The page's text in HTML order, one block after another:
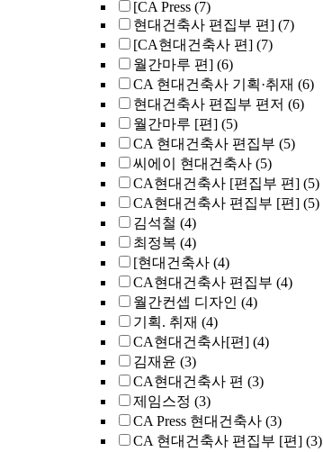
[CA Press (7)
현대건축사 편집부 편] (7)
[CA현대건축사 편] (7)
월간마루 편] (6)
CA 현대건축사 기획·취재 (6)
현대건축사 편집부 편저 (6)
월간마루 [편] (5)
CA 현대건축사 편집부 (5)
씨에이 현대건축사 (5)
CA현대건축사 [편집부 편] (5)
CA현대건축사 편집부 [편] (5)
김석철 (4)
최정복 (4)
[현대건축사 (4)
CA현대건축사 편집부 (4)
월간컨셉 디자인 (4)
기획. 취재 (4)
CA현대건축사[편] (4)
김재윤 (3)
CA현대건축사 편 (3)
제임스정 (3)
CA Press 현대건축사 (3)
CA 현대건축사 편집부 [편] (3)